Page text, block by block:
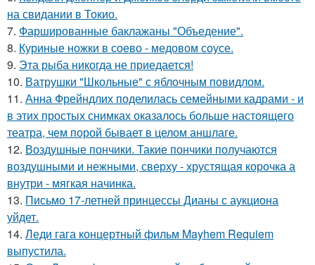
на свидании в Токио.
7. Фаршированные баклажаны "Объедение".
8. Куриные ножки в соево - медовом соусе.
9. Эта рыба никогда не приедается!
10. Ватрушки "Школьные" с яблочным повидлом.
11. Анна Фрейндлих поделилась семейными кадрами - и
в этих простых снимках оказалось больше настоящего
театра, чем порой бывает в целом аншлаге.
12. Воздушные пончики. Такие пончики получаются
воздушными и нежными, сверху - хрустящая корочка а
внутри - мягкая начинка.
13. Письмо 17-летней принцессы Дианы с аукциона
уйдет.
14. Леди гага концертный фильм Mayhem Requiem
выпустила.